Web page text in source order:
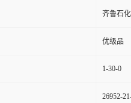
齐鲁石化
优级品
1-30-0
26952-